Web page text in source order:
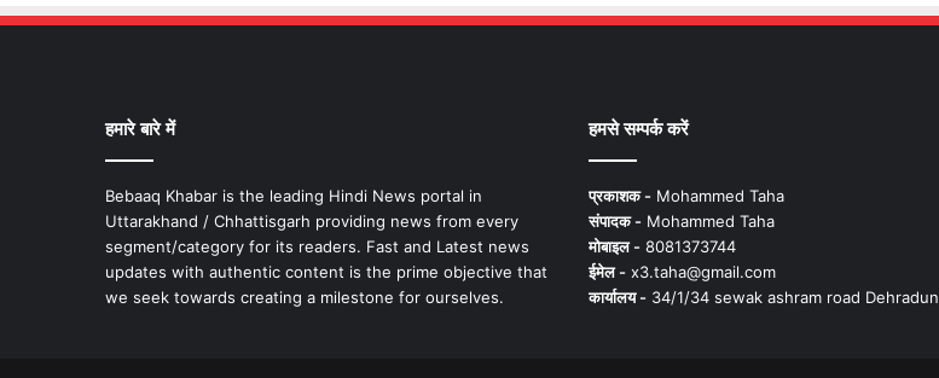
हमारे बारे में
Bebaaq Khabar is the leading Hindi News portal in
Uttarakhand / Chhattisgarh providing news from every
segment/category for its readers. Fast and Latest news
updates with authentic content is the prime objective that
we seek towards creating a milestone for ourselves.
हमसे सम्पर्क करें
प्रकाशक -Mohammed Taha
संपादक -Mohammed Taha
मोबाइल -8081373744
ईमेल -x3.taha@gmail.com
कार्यालय -34/1/34 sewak ashram road Dehradun